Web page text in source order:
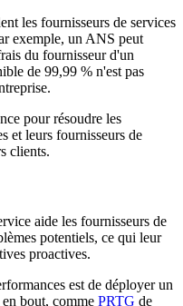
les fournisseurs de services
exemple, un ANS peut
du fournisseur d'un
de 99,99 % n'est pas
pour résoudre les
et leurs fournisseurs de
clients.
aide les fournisseurs de
potentiels, ce qui leur
proactives.
est de déployer un
bout, comme PRTG de